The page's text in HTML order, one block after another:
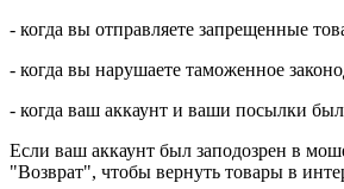
- когда вы отправляете запрещенные
- когда вы нарушаете таможенное
- когда ваш аккаунт и ваши посылки
Если ваш аккаунт был заподозрен в
"Возврат", чтобы вернуть товары в